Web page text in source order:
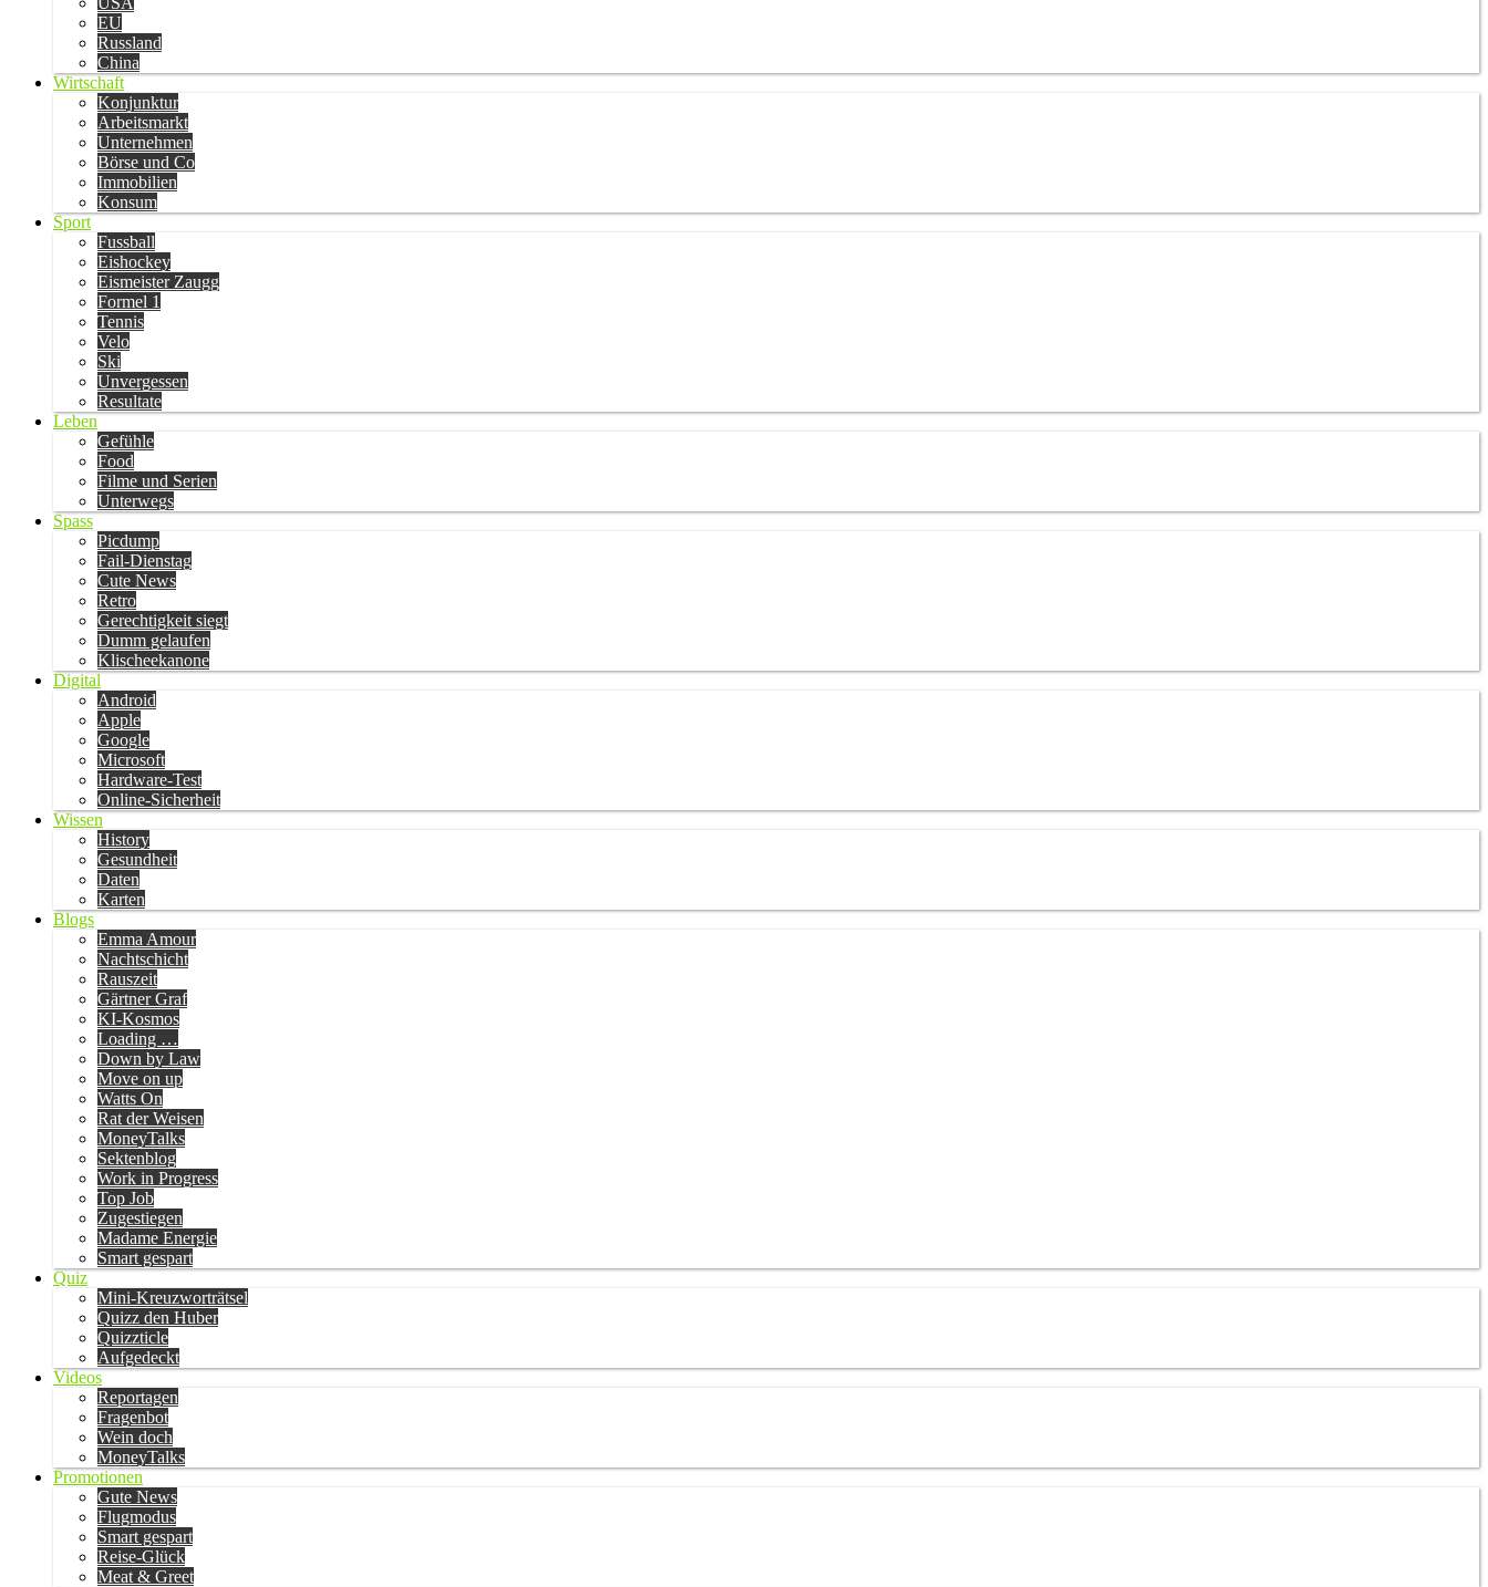
EU
Russland
China
Wirtschaft
Konjunktur
Arbeitsmarkt
Unternehmen
Börse und Co
Immobilien
Konsum
Sport
Fussball
Eishockey
Eismeister Zaugg
Formel 1
Tennis
Velo
Ski
Unvergessen
Resultate
Leben
Gefühle
Food
Filme und Serien
Unterwegs
Spass
Picdump
Fail-Dienstag
Cute News
Retro
Gerechtigkeit siegt
Dumm gelaufen
Klischeekanone
Digital
Android
Apple
Google
Microsoft
Hardware-Test
Online-Sicherheit
Wissen
History
Gesundheit
Daten
Karten
Blogs
Emma Amour
Nachtschicht
Rauszeit
Gärtner Graf
KI-Kosmos
Loading …
Down by Law
Move on up
Watts On
Rat der Weisen
MoneyTalks
Sektenblog
Work in Progress
Top Job
Zugestiegen
Madame Energie
Smart gespart
Quiz
Mini-Kreuzworträtsel
Quizz den Huber
Quizzticle
Aufgedeckt
Videos
Reportagen
Fragenbot
Wein doch
MoneyTalks
Promotionen
Gute News
Flugmodus
Smart gespart
Reise-Glück
Meat & Greet